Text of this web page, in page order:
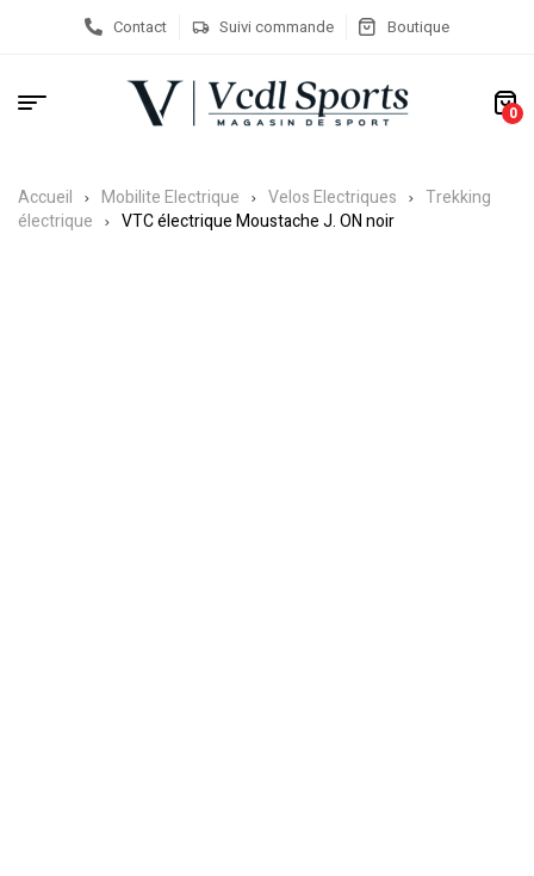
Contact Suivi commande Boutique
0
Accueil Mobilite Electrique Velos Electriques
Trekking
électrique
VTC électrique Moustache J. ON noir